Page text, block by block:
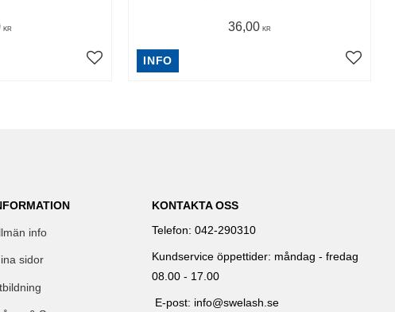
KR 36,00 KR
INFO
info
sidor
KONTAKTA OSS
Telefon: 042-290310
Kundservice öppettider: måndag - fredag
08.00 - 17.00
E-post: info@swelash.se